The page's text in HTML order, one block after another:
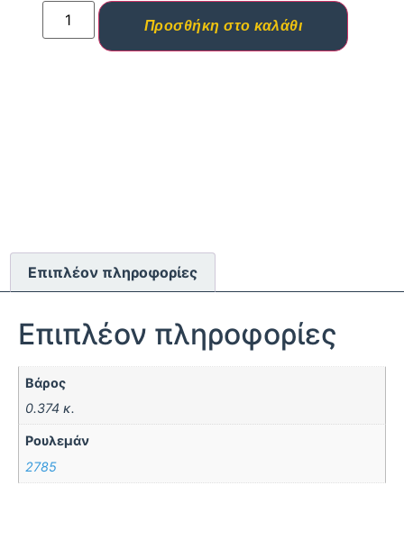
Προσθήκη στο καλάθι
Επιπλέον πληροφορίες
Επιπλέον πληροφορίες
Βάρος
0.374 κ.
Ρουλεμάν
2785